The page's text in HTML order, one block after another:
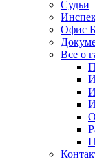
Судьи
Офис
Все о